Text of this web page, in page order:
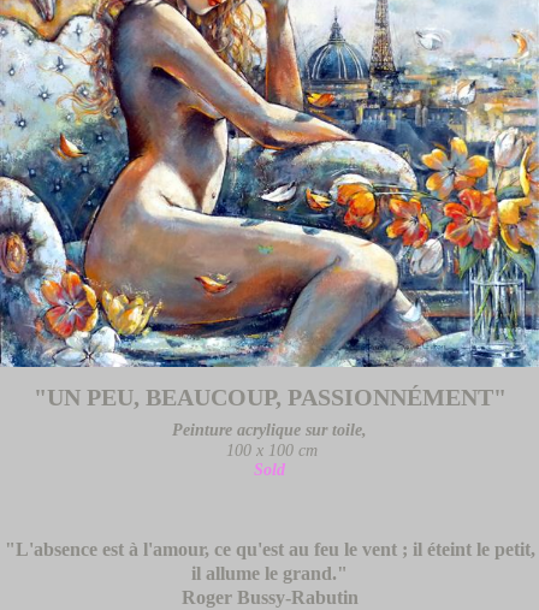
"UN PEU, BEAUCOUP, PASSIONNÉMENT"
Peinture acrylique sur toile,
100 x 100 cm
Sold
"L'absence est à l'amour, ce qu'est au feu le vent ; il éteint le petit,
il allume le grand."
Roger Bussy-Rabutin